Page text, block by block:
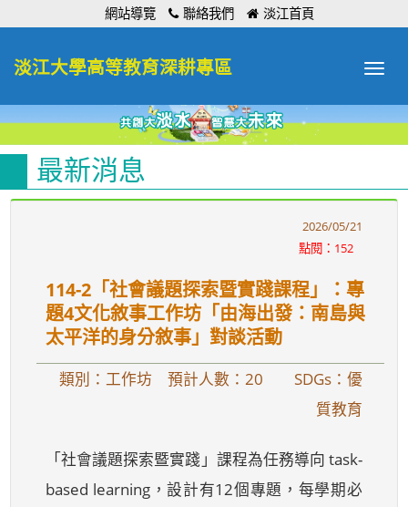
網站導覽 聯絡我們 淡江首頁
Toggle
淡江大學高等教育深耕專區
最新消息
2026/05/21
點閱：152
114-2「社會議題探索暨實踐課程」：專
題4文化敘事工作坊「由海出發：南島與
太平洋的身分敘事」對談活動
類別：工作坊 預計人數：20
SDGs：優
質教育
「社會議題探索暨實踐」課程為任務導向 task-
based learning，設計有12個專題，每學期必